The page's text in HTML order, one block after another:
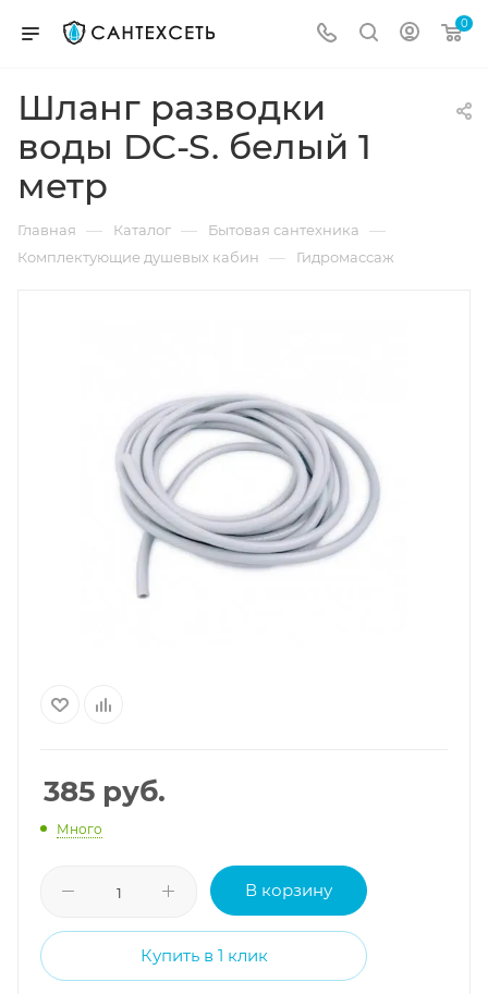
0
Шланг разводки
воды DC-S. белый 1
метр
Главная — Каталог — Бытовая сантехника —
Комплектующие душевых кабин — Гидромассаж
385 руб.
Много
В корзину
Купить в 1 клик